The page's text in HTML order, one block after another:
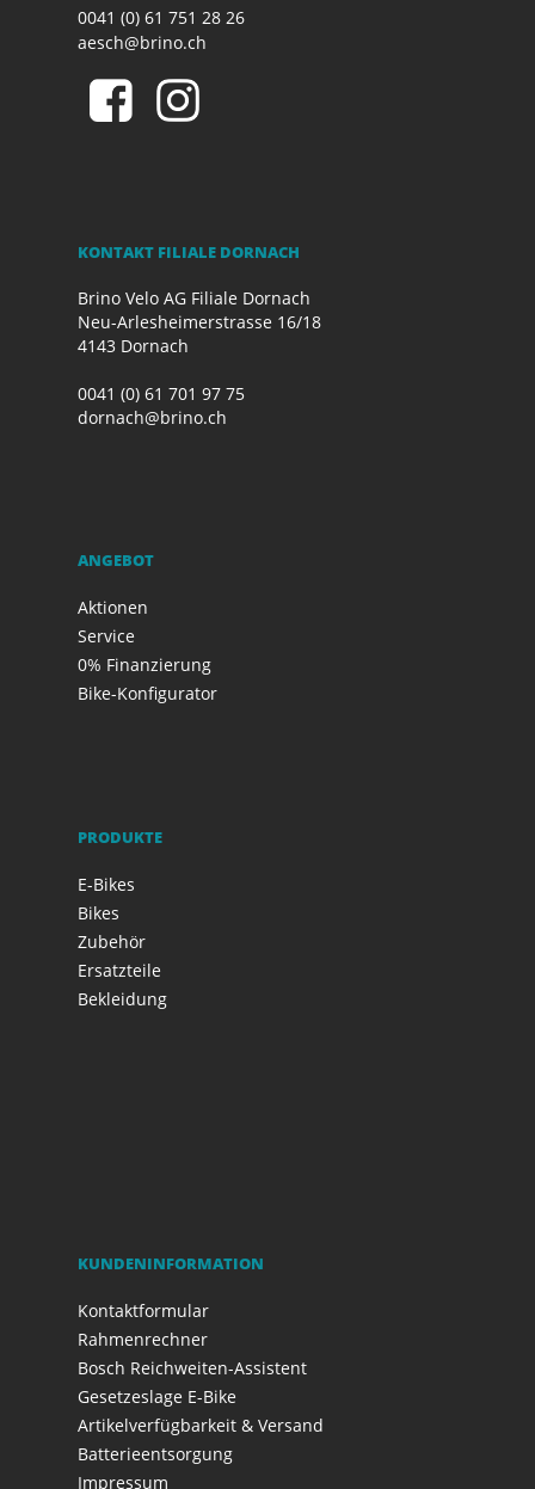
0041 (0) 61 751 28 26
aesch@brino.ch
KONTAKT FILIALE DORNACH
Brino Velo AG Filiale Dornach
Neu-Arlesheimerstrasse 16/18
4143 Dornach
0041 (0) 61 701 97 75
dornach@brino.ch
ANGEBOT
Aktionen
Service
0% Finanzierung
Bike-Konfigurator
PRODUKTE
E-Bikes
Bikes
Zubehör
Ersatzteile
Bekleidung
KUNDENINFORMATION
Kontaktformular
Rahmenrechner
Bosch Reichweiten-Assistent
Gesetzeslage E-Bike
Artikelverfügbarkeit & Versand
Batterieentsorgung
Impressum